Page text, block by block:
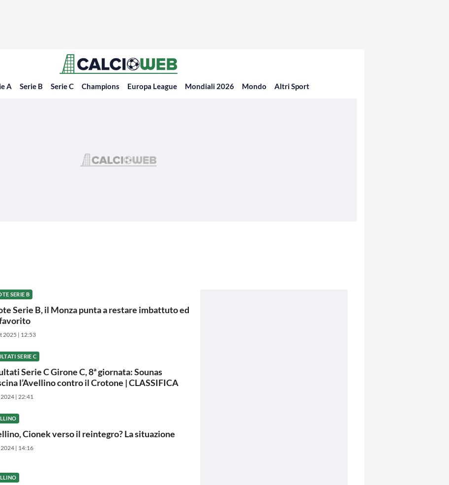
A Serie B Serie C Champions Europa League Mondiali 2026 Mondo Altri Sport
SERIE B
Serie B, il Monza punta a restare imbattuto ed
2025 | 12:53
SERIE C
Serie C Girone C, 8ª giornata: Sounas
l’Avellino contro il Crotone | CLASSIFICA
| 22:41
Cionek verso il reintegro? La situazione
| 14:16